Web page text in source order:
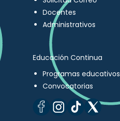
Docentes
Administrativos
Educación Continua
Programas educativos
Convocatorias